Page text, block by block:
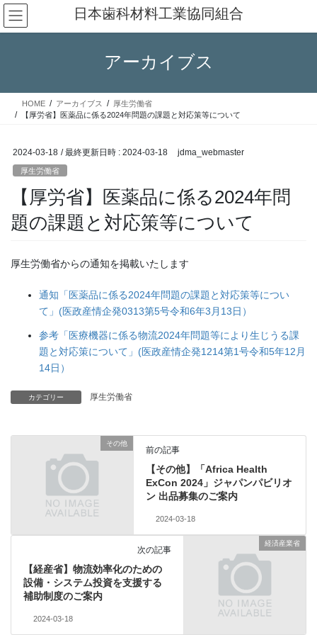
コ
ン
テ
ス
ナ
ビ
ゲ
ン
日本歯科材料工業協同組合
アーカイブス
HOME アーカイブス
厚生労働省
【厚労省】医薬品に係る2024年問題の課題と対応策等について
2024-03-18 / 最終更新日時 : 2024-03-18 jdma_webmaster
厚生労働省
【厚労省】医薬品に係る2024年問
題の課題と対応策等について
厚生労働省からの通知を掲載いたします
通知「医薬品に係る2024年問題の課題と対応策等につい
て」(医政産情企発0313第5号令和6年3月13日）
参考「医療機器に係る物流2024年問題等により生じうる課
題と対応策について」(医政産情企発1214第1号令和5年12月
14日）
カテゴリー 厚生労働省
その他
前の記事
【その他】「Africa Health
ExCon 2024」ジャパンパビリオ
ン 出品募集のご案内
2024-03-18
経済産業省
次の記事
【経産省】物流効率化のための
設備・システム投資を支援する
補助制度のご案内
2024-03-18